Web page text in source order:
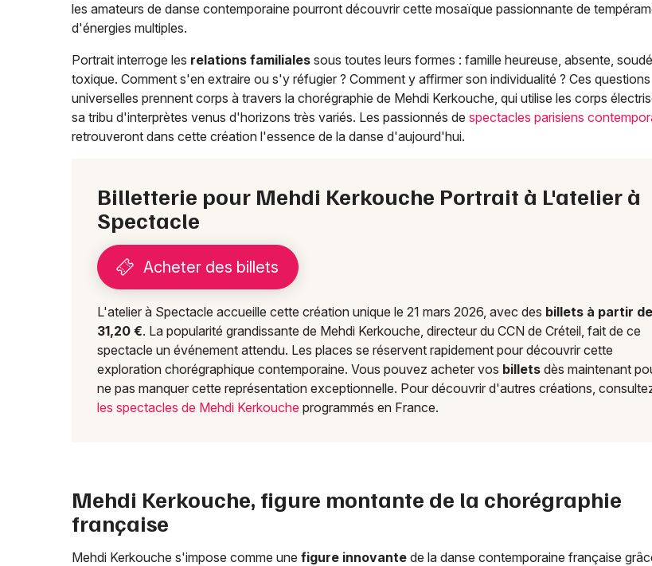
Choisir mes départements
les amateurs de danse contemporaine pourront découvrir cette mosaïque passionnante de
d'énergies multiples.
Portrait interroge les relations familiales sous toutes leurs formes : famille heureuse, absente,
toxique. Comment s'en extraire ou s'y réfugier ? Comment y affirmer son individualité ? Ces questions
universelles prennent corps à travers la chorégraphie de Mehdi Kerkouche, qui utilise les corps
sa tribu d'interprètes venus d'horizons très variés. Les passionnés de spectacles parisiens
retrouveront dans cette création l'essence de la danse d'aujourd'hui.
Billetterie pour Mehdi Kerkouche Portrait à L'atelier à
Spectacle
Acheter des billets
L'atelier à Spectacle accueille cette création unique le 21 mars 2026, avec des billets à partir de
31,20 €. La popularité grandissante de Mehdi Kerkouche, directeur du CCN de Créteil, fait de ce
spectacle un événement attendu. Les places se réservent rapidement pour découvrir cette
exploration chorégraphique contemporaine. Vous pouvez acheter vos billets dès maintenant
ne pas manquer cette représentation exceptionnelle. Pour découvrir d'autres créations,
les spectacles de Mehdi Kerkouche programmés en France.
Mehdi Kerkouche, figure montante de la chorégraphie
française
Mehdi Kerkouche s'impose comme une figure innovante de la danse contemporaine française